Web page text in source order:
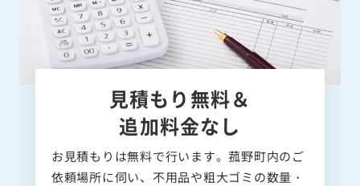
見積もり無料＆
追加料金なし
お見積もりは無料で行います。菰野町内のご
依頼場所に伺い、不用品や粗大ゴミの数量・